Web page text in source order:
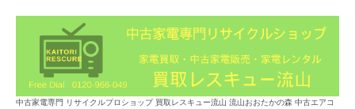
中古家電専門 リサイクルプロショップ 買取レスキュー流山 流山おおたかの森 中古エアコ